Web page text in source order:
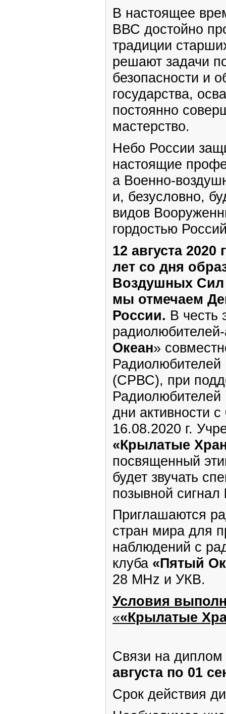
В настоящее
ВВС достойно
традиции
решают задачи
безопасности и
государства,
постоянно
мастерство.
Небо России
настоящие
а Военно-
и, безусловно,
видов
гордостью
12 августа 2020
лет со дня
Воздушных Сил
мы отмечаем
России. В честь
Океан»
(СРВС), при
дни активности
16.08.2020 г.
«Крылатые
посвященный
будет звучать
позывной сигнал
Приглашаются
стран мира для
наблюдений с
клуба «Пятый
28 MHz и УКВ.
Условия
««Крылатые
Связи на
августа по 01
Срок действия